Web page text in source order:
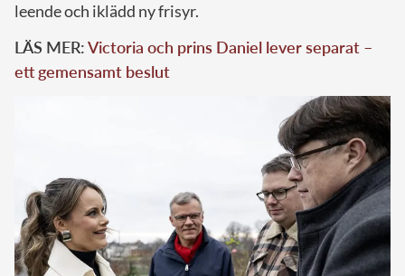
leende och iklädd ny frisyr.
LÄS MER:Victoria och prins Daniel lever separat –
ett gemensamt beslut